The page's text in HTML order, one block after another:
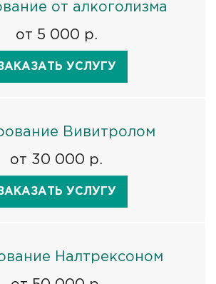
от алкоголизма
от 5 000 р.
УСЛУГУ
Вивитролом
от 30 000 р.
УСЛУГУ
Налтрексоном